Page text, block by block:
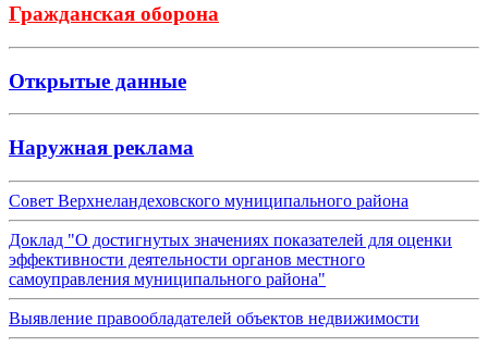
Гражданская оборона
Открытые данные
Наружная реклама
Совет Верхнеландеховского муниципального района
Доклад "О достигнутых значениях показателей для оценки
эффективности деятельности органов местного
самоуправления муниципального района"
Выявление правообладателей объектов недвижимости